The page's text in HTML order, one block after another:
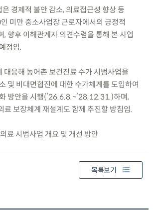
경제적 불안 감소, 의료접근성 향상 등
미만 중소사업장 근로자에서의 긍정적
, 향후 이해관계자 의견수렴을 통해 본 사업
정임.
대응해 농어촌 보건진료 수가 시범사업을
및 비대면협진에 대한 수가체계를 도입하여
방안을 시행(’26.6.8.~’28.12.31.)하며,
료 보장체계 재설계도 함께 추진할 방침임.
료 시범사업 개요 및 개선 방안
목록보기